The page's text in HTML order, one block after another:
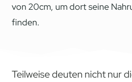
von 20cm, um dort seine
finden.
Teilweise deuten nicht nur